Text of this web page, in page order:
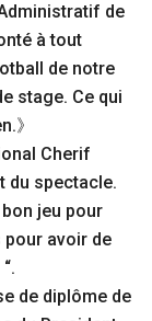
de
à tout
de notre
stage. Ce qui
》
Cherif
du spectacle.
jeu pour
avoir de
de diplôme de